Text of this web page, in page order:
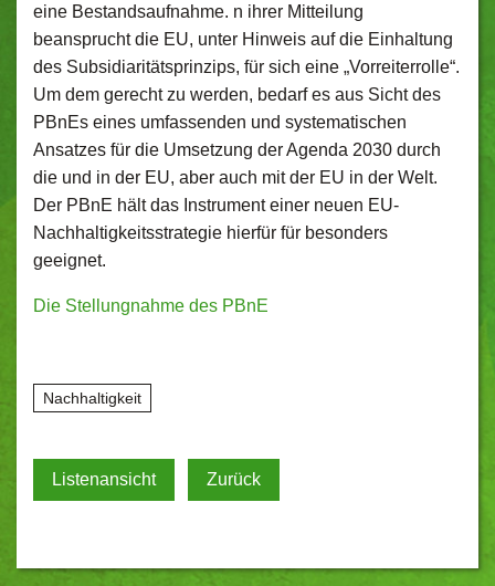
eine Bestandsaufnahme. n ihrer Mitteilung
beansprucht die EU, unter Hinweis auf die Einhaltung
des Subsidiaritätsprinzips, für sich eine „Vorreiterrolle“.
Um dem gerecht zu werden, bedarf es aus Sicht des
PBnEs eines umfassenden und systematischen
Ansatzes für die Umsetzung der Agenda 2030 durch
die und in der EU, aber auch mit der EU in der Welt.
Der PBnE hält das Instrument einer neuen EU-
Nachhaltigkeitsstrategie hierfür für besonders
geeignet.
Die Stellungnahme des PBnE
Nachhaltigkeit
Listenansicht Zurück